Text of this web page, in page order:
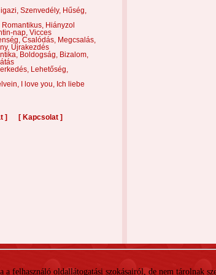
Szenvedély, Hűség,
Romantikus,
Hiányzol
nap, Vicces
Csalódás,
Megcsalás,
Újrakezdés
Boldogság,
Bizalom,
Lehetőség,
I love you,
Ich liebe
] [ Kapcsolat ]
felhasználó oldallátogatási szokásairól, de nem tárolnak